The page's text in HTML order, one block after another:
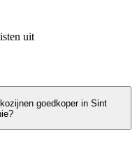
uit
goedkoper in Sint